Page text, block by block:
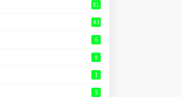
81
43
6
8
1
5